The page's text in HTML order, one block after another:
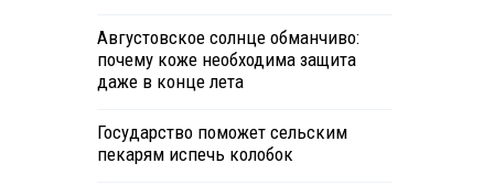
Августовское солнце обманчиво:
почему коже необходима защита
даже в конце лета
Государство поможет сельским
пекарям испечь колобок